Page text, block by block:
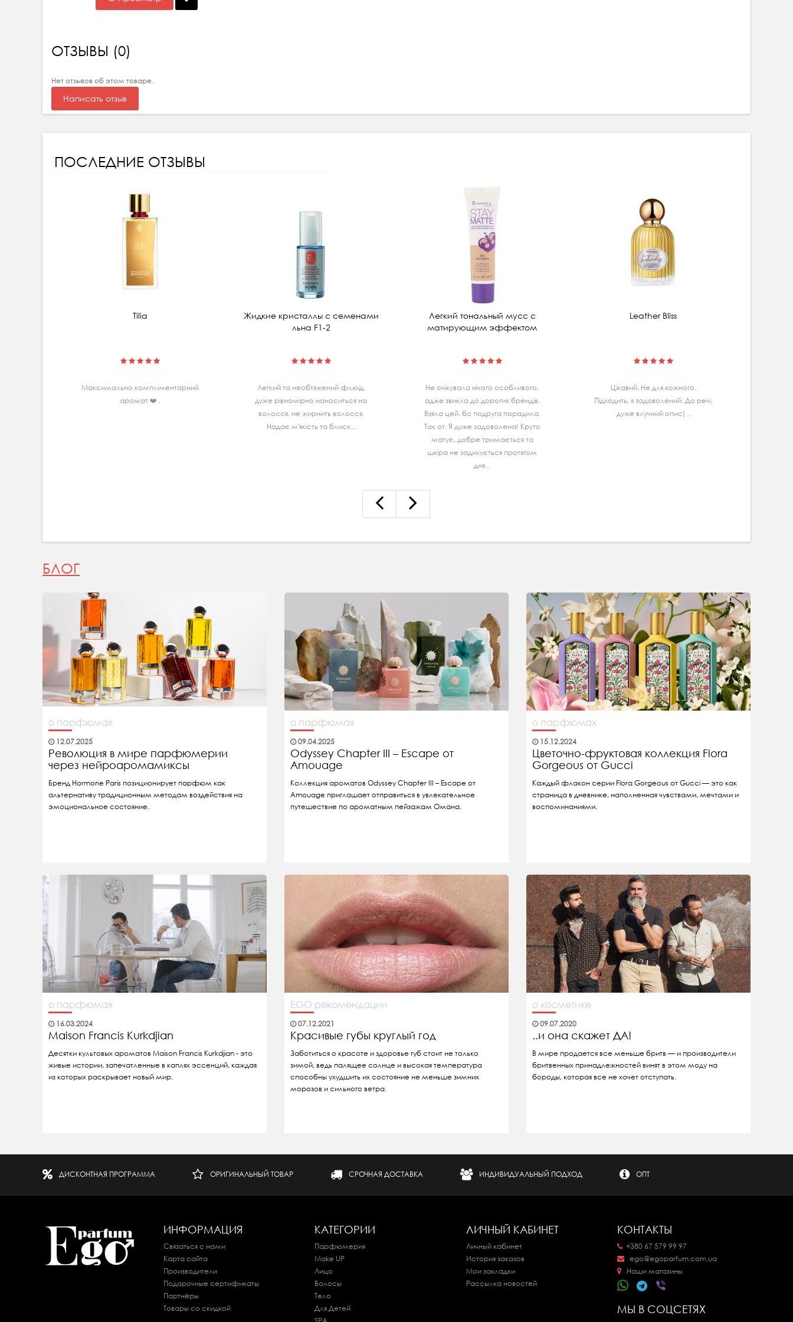
ОТЗЫВЫ (0)
Нет отзывов об этом товаре.
Написать отзыв
ПОСЛЕДНИЕ ОТЗЫВЫ
Tilia
Максимально комплiментарний
аромат ❤️..
Жидкие кристаллы с семенами
льна F1-2
Легкий та необтяжений флюід,
дуже рівномірно наноситься на
волосся, не жирнить волосся.
Надає м'якість та блиск...
Легкий тональный мусс с
матирующим эффектом
Не очiкувала нiчого особливого,
адже звикла до дорогих брендiв.
Взяла цей, бо подруга порадила.
Так от. Я дуже задоволена! Круто
матує, добре тримається та
шкiра не задихується протягом
дня...
Leather Bliss
Цiкавий. Не для кожного.
Підходить, я задоволений. До речі,
дуже влучний опис) ..
БЛОГ
о парфюмах
12.07.2025
Революция в мире парфюмерии
через нейроаромамиксы
Бренд Hormone Paris позиционирует парфюм как
альтернативу традиционным методам воздействия на
эмоциональное состояние.
о парфюмах
09.04.2025
Odyssey Chapter III – Escape от
Amouage
Коллекция ароматов Odyssey Chapter III – Escape от
Amouage приглашает отправиться в увлекательное
путешествие по ароматным пейзажам Омана.
о парфюмах
15.12.2024
Цветочно-фруктовая коллекция Flora
Gorgeous от Gucci
Каждый флакон серии Flora Gorgeous от Gucci — это как
страница в дневнике, наполненная чувствами, мечтами и
воспоминаниями.
о парфюмах
16.03.2024
Maison Francis Kurkdjian
Десятки культовых ароматов Maison Francis Kurkdjian - это
живые истории, запечатленные в каплях эссенций, каждая
из которых раскрывает новый мир.
EGO рекомендации
07.12.2021
Красивые губы круглый год
Заботиться о красоте и здоровье губ стоит не только
зимой, ведь палящее солнце и высокая температура
способны ухудшить их состояние не меньше зимних
морозов и сильного ветра.
о косметике
09.07.2020
..и она скажет ДА!
В мире продается все меньше бритв — и производители
бритвенных принадлежностей винят в этом моду на
бороды, которая все не хочет отступать.
ДИСКОНТНАЯ ПРОГРАММА ОРИГИНАЛЬНЫЙ ТОВАР СРОЧНАЯ ДОСТАВКА ИНДИВИДУАЛЬНЫЙ ПОДХОД ОПТ
ИНФОРМАЦИЯ
Связаться с нами
Карта сайта
Производители
Подарочные сертификаты
Партнёры
Товары со скидкой
КАТЕГОРИИ
Парфюмерия
Make UP
Лицо
Волосы
Тело
Для Детей
ЛИЧНЫЙ КАБИНЕТ
Личный кабинет
История заказов
Мои закладки
Рассылка новостей
КОНТАКТЫ
+380 67 579 99 97
ego@egoparfum.com.ua
Наши магазины
МЫ В СОЦСЕТЯХ